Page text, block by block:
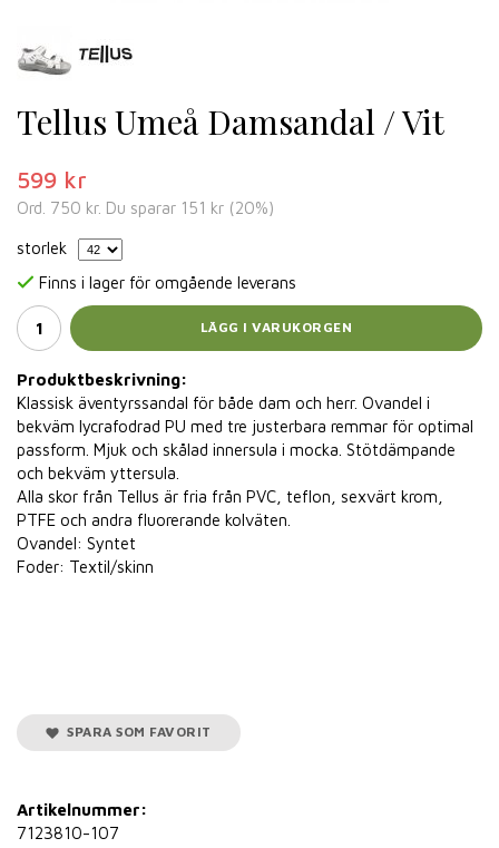
Tellus Umeå Damsandal / Vit
599 kr
Ord. 750 kr. Du sparar 151 kr (20%)
storlek
Finns i lager för omgående leverans
LÄGG I VARUKORGEN
Produktbeskrivning:
Klassisk äventyrssandal för både dam och herr. Ovandel i
bekväm lycrafodrad PU med tre justerbara remmar för optimal
passform. Mjuk och skålad innersula i mocka. Stötdämpande
och bekväm yttersula.
Alla skor från Tellus är fria från PVC, teflon, sexvärt krom,
PTFE och andra fluorerande kolväten.
Ovandel: Syntet
Foder: Textil/skinn
SPARA SOM FAVORIT
Artikelnummer:
7123810-107